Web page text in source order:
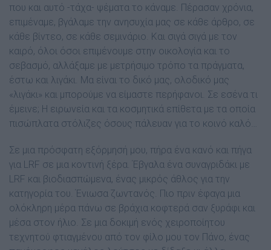
που και αυτό -τάχα- ψέµατα το κάναµε. Πέρασαν χρόνια,
επιµέναµε, βγάλαµε την ανησυχία µας σε κάθε άρθρο, σε
κάθε βίντεο, σε κάθε σεµινάριο. Και σιγά σιγά µε τον
καιρό, όλοι όσοι επιµένουµε στην οικολογία και το
σεβασµό, αλλάξαµε µε µετρήσιµο τρόπο τα πράγµατα,
έστω και λιγάκι. Μα είναι το δικό µας, ολοδικό µας
«λιγάκι» και µπορούµε να είµαστε περήφανοι. Σε εσένα τι
έµεινε; Η ειρωνεία και τα κοσµητικά επίθετα µε τα οποία
πισώπλατα στόλιζες όσους πάλευαν για το κοινό καλό…
Σε µια πρόσφατη εξόρµησή µου, πήρα ένα κανό και πήγα
για LRF σε µια κοντινή ξέρα. Έβγαλα ένα συναγριδάκι µε
LRF και βιοδιασπώµενα, ένας µικρός άθλος για την
κατηγορία του. Ένιωσα ζωντανός. Πιο πριν έφαγα µια
ολόκληρη µέρα πάνω σε βράχια κοφτερά σαν ξυράφι και
µέσα στον ήλιο. Σε µια δοκιµή ενός χειροποίητου
τεχνητού φτιαγµένου από τον φίλο µου τον Πάνο, ένας